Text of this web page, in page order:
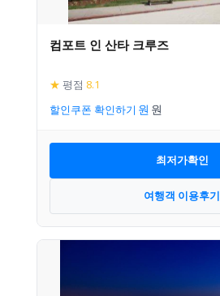
컴포트 인 산타 크루즈
★ 평점 8.1
할인쿠폰 확인하기
최저가확인
여행객 이용후기